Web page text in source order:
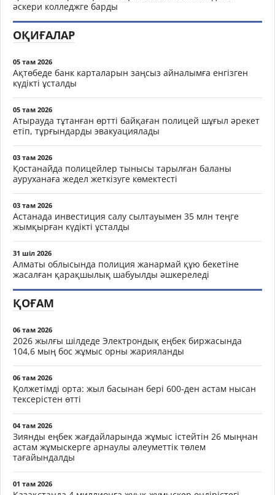
әскери колледжге барды
ОҚИҒАЛАР
05 там 2026
Ақтөбеде банк карталарын заңсыз айналымға енгізген
күдікті ұсталды
05 там 2026
Атырауда тұтанған өртті байқаған полицей шұғыл әрекет
етіп, тұрғындарды эвакуациялады
03 там 2026
Қостанайда полицейлер тынысы тарылған баланы
ауруханаға жедел жеткізуге көмектесті
03 там 2026
Астанада инвестиция салу сылтауымен 35 млн теңге
жымқырған күдікті ұсталды
31 шіл 2026
Алматы облысында полиция жанармай құю бекетіне
жасалған қарақшылық шабуылды әшкереледі
ҚОҒАМ
06 там 2026
2026 жылғы шілдеде Электрондық еңбек биржасында
104,6 мың бос жұмыс орны жарияланды
06 там 2026
Қолжетімді орта: жыл басынан бері 600-ден астам нысан
тексерістен өтті
04 там 2026
Зиянды еңбек жағдайларында жұмыс істейтін 26 мыңнан
астам жұмыскерге арнаулы әлеуметтік төлем
тағайындалды
01 там 2026